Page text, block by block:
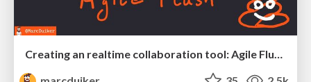
Creating an realtime collaboration tool: Agile Flush - .NET Oxford